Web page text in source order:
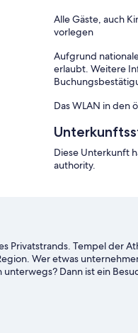
Alle Gäste, auch
vorlegen
Aufgrund
erlaubt. Weitere
Das WLAN in den
Diese Unterkunft
authority.
Privatstrands. Tempel der
Wer etwas
Dann ist ein